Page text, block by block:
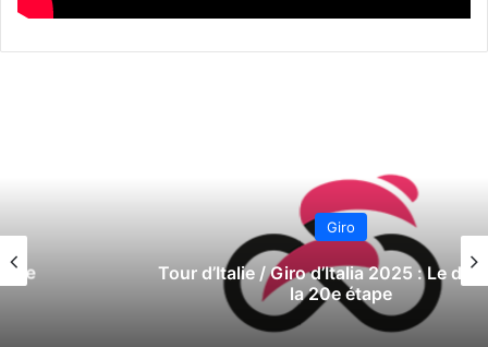
Tour d’Italie / Giro d’Italia 2025 : Le direct de
la 20e étape